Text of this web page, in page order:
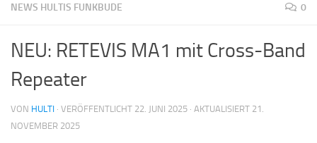
NEWS HULTIS FUNKBUDE 0
NEU: RETEVIS MA1 mit Cross-Band
Repeater
VON HULTI · VERÖFFENTLICHT 22. JUNI 2025 · AKTUALISIERT 21.
NOVEMBER 2025